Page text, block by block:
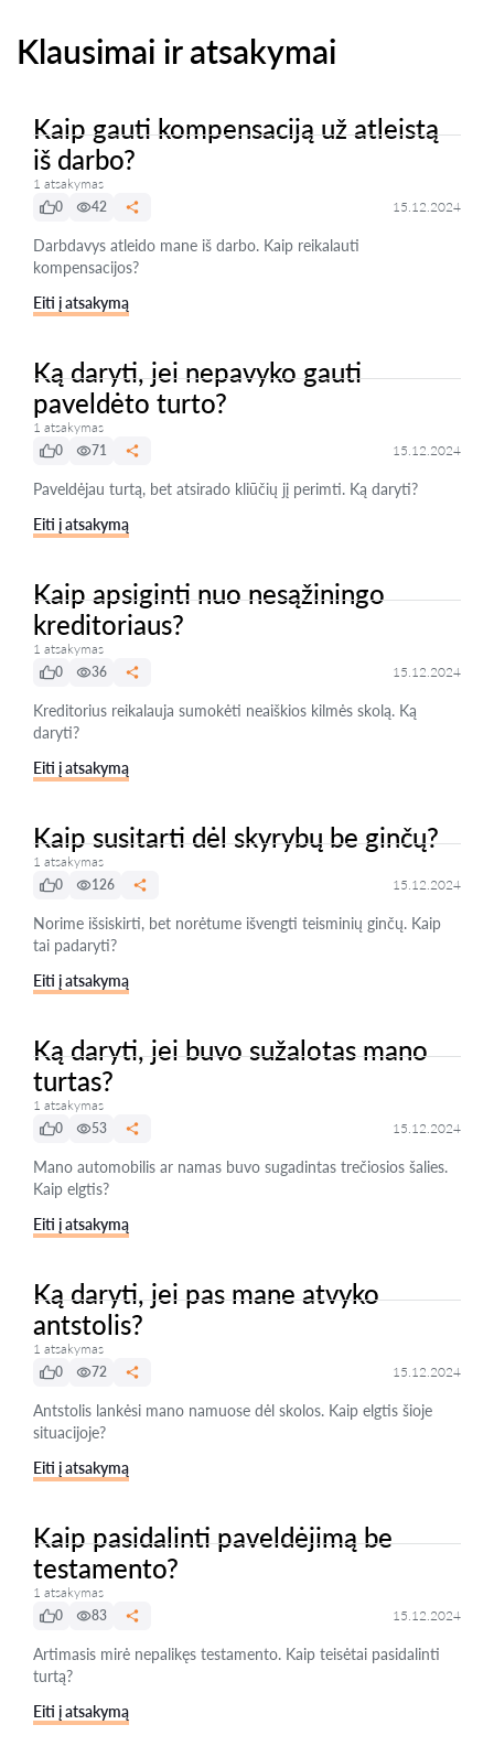
Klausimai ir atsakymai
Kaip gauti kompensaciją už atleistą
iš darbo?
1 atsakymas
0
42 15.12.2024
Darbdavys atleido mane iš darbo. Kaip reikalauti
kompensacijos?
Eiti į atsakymą
Ką daryti, jei nepavyko gauti
paveldėto turto?
1 atsakymas
0
71 15.12.2024
Paveldėjau turtą, bet atsirado kliūčių jį perimti. Ką daryti?
Eiti į atsakymą
Kaip apsiginti nuo nesąžiningo
kreditoriaus?
1 atsakymas
0
36 15.12.2024
Kreditorius reikalauja sumokėti neaiškios kilmės skolą. Ką
daryti?
Eiti į atsakymą
Kaip susitarti dėl skyrybų be ginčų?
1 atsakymas
0
126 15.12.2024
Norime išsiskirti, bet norėtume išvengti teisminių ginčų. Kaip
tai padaryti?
Eiti į atsakymą
Ką daryti, jei buvo sužalotas mano
turtas?
1 atsakymas
0
53 15.12.2024
Mano automobilis ar namas buvo sugadintas trečiosios šalies.
Kaip elgtis?
Eiti į atsakymą
Ką daryti, jei pas mane atvyko
antstolis?
1 atsakymas
0
72 15.12.2024
Antstolis lankėsi mano namuose dėl skolos. Kaip elgtis šioje
situacijoje?
Eiti į atsakymą
Kaip pasidalinti paveldėjimą be
testamento?
1 atsakymas
0
83 15.12.2024
Artimasis mirė nepalikęs testamento. Kaip teisėtai pasidalinti
turtą?
Eiti į atsakymą